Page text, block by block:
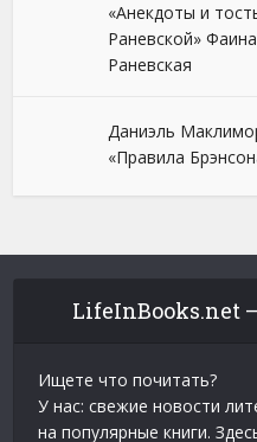
«Анекдоты и
Раневской» Фаина
Раневская
Даниэль
«Правила
LifeInBooks.net
Ищете что почитать?
У нас: свежие новости
на популярные книги.